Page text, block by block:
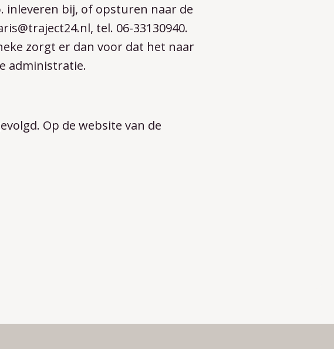
inleveren bij, of opsturen naar de
tel. 06-33130940.
zorgt er dan voor dat het naar
administratie.
Op de website van de